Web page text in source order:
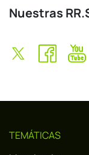
Nuestras
TEMÁTICAS